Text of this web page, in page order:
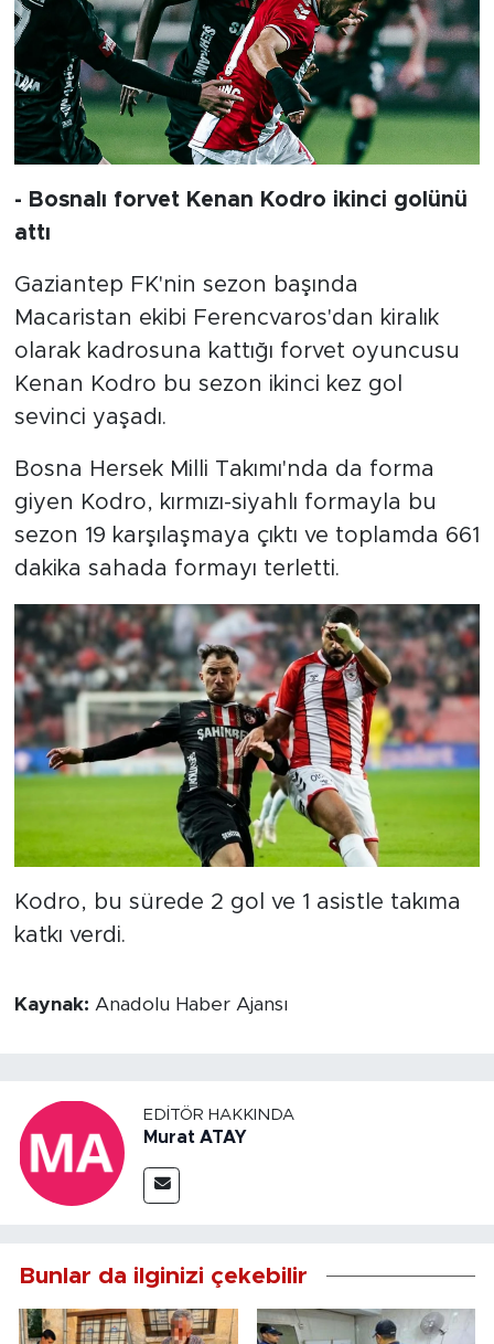
- Bosnalı forvet Kenan Kodro ikinci golünü
attı
Gaziantep FK'nin sezon başında
Macaristan ekibi Ferencvaros'dan kiralık
olarak kadrosuna kattığı forvet oyuncusu
Kenan Kodro bu sezon ikinci kez gol
sevinci yaşadı.
Bosna Hersek Milli Takımı'nda da forma
giyen Kodro, kırmızı-siyahlı formayla bu
sezon 19 karşılaşmaya çıktı ve toplamda 661
dakika sahada formayı terletti.
Kodro, bu sürede 2 gol ve 1 asistle takıma
katkı verdi.
Kaynak: Anadolu Haber Ajansı
EDITÖR HAKKINDA
Murat ATAY
Bunlar da ilginizi çekebilir